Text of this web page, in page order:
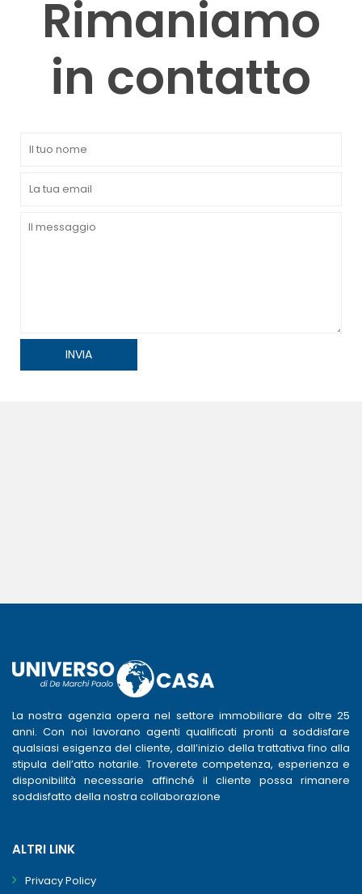
Rimaniamo
in contatto
La nostra agenzia opera nel settore immobiliare da oltre 25
anni. Con noi lavorano agenti qualificati pronti a soddisfare
qualsiasi esigenza del cliente, dall’inizio della trattativa fino alla
stipula dell’atto notarile. Troverete competenza, esperienza e
disponibilità necessarie affinché il cliente possa rimanere
soddisfatto della nostra collaborazione
ALTRI LINK
Privacy Policy